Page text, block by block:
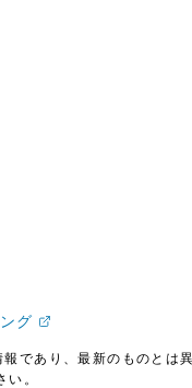
グ
であり、最新のものとは
。